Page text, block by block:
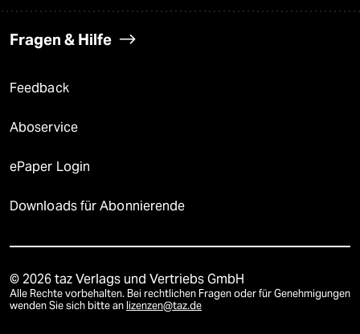
Fragen & Hilfe
Feedback
Aboservice
ePaper Login
Downloads für Abonnierende
© 2026 taz Verlags und Vertriebs GmbH
Alle Rechte vorbehalten. Bei rechtlichen Fragen oder für Genehmigungen
wenden Sie sich bitte an lizenzen@taz.de